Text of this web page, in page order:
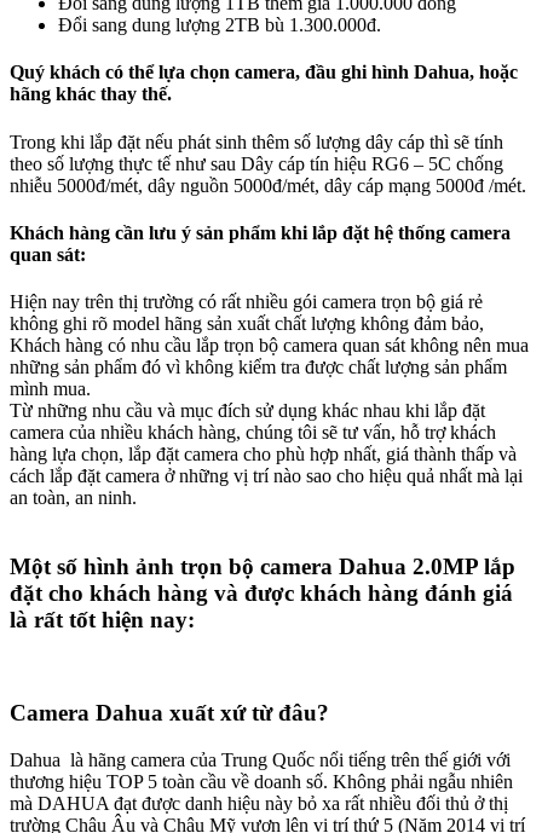
Đổi sang dung lượng 2TB bù 1.300.000đ.
Quý khách có thể lựa chọn camera, đầu ghi hình Dahua, hoặc
hãng khác thay thế.
Trong khi lắp đặt nếu phát sinh thêm số lượng dây cáp thì sẽ tính
theo số lượng thực tế như sau Dây cáp tín hiệu RG6 – 5C chống
nhiễu 5000đ/mét, dây nguồn 5000đ/mét, dây cáp mạng 5000đ /mét.
Khách hàng cần lưu ý sản phẩm khi lắp đặt hệ thống camera
quan sát:
Hiện nay trên thị trường có rất nhiều gói camera trọn bộ giá rẻ
không ghi rõ model hãng sản xuất chất lượng không đảm bảo,
Khách hàng có nhu cầu lắp trọn bộ camera quan sát không nên mua
những sản phẩm đó vì không kiểm tra được chất lượng sản phẩm
mình mua.
Từ những nhu cầu và mục đích sử dụng khác nhau khi lắp đặt
camera của nhiều khách hàng, chúng tôi sẽ tư vấn, hỗ trợ khách
hàng lựa chọn, lắp đặt camera cho phù hợp nhất, giá thành thấp và
cách lắp đặt camera ở những vị trí nào sao cho hiệu quả nhất mà lại
an toàn, an ninh.
Một số hình ảnh trọn bộ camera Dahua 2.0MP lắp
đặt cho khách hàng và được khách hàng đánh giá
là rất tốt hiện nay:
Camera Dahua xuất xứ từ đâu?
Dahua là hãng camera của Trung Quốc nổi tiếng trên thế giới với
thương hiệu TOP 5 toàn cầu về doanh số. Không phải ngẫu nhiên
mà DAHUA đạt được danh hiệu này bỏ xa rất nhiều đối thủ ở thị
trường Châu Âu và Châu Mỹ vươn lên vị trí thứ 5 (Năm 2014 vị trí